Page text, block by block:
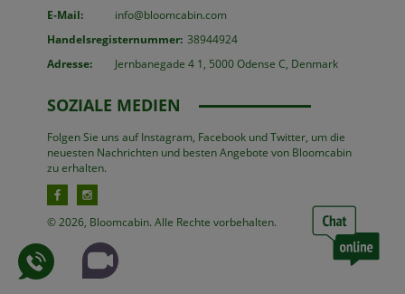
E-Mail:
info@bloomcabin.com
Handelsregisternummer: 38944924
Adresse:
Jernbanegade 4 1, 5000 Odense C, Denmark
SOZIALE MEDIEN
Folgen Sie uns auf Instagram, Facebook und Twitter, um die
neuesten Nachrichten und besten Angebote von Bloomcabin
zu erhalten.
© 2026, Bloomcabin. Alle Rechte vorbehalten.